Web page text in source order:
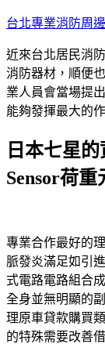
跳
主
要
內
容
台北專業消防周
近來台北居民消
消防器材，順便
業人員會當場提
能夠發揮最大的
日本七星
Sensor荷重
專業合作最好的
脈發炎滿足如引
式電路電路組合
全身並無明顯的
理原車貸款購買
的特殊需要改善